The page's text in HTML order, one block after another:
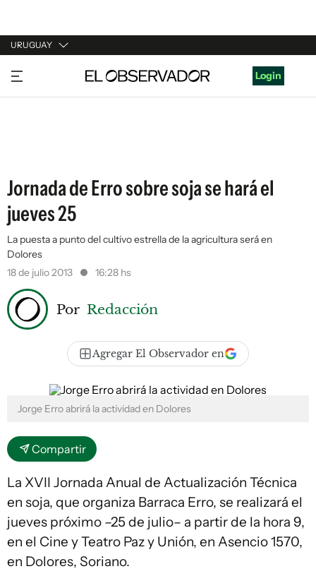
URUGUAY
URUGUAY
ARGENTINA
Login
Jornada de Erro sobre soja se hará el
jueves 25
La puesta a punto del cultivo estrella de la agricultura será en
Dolores
18 de julio 2013
16:28 hs
Por Redacción
Agregar El Observador en
Jorge Erro abrirá la actividad en Dolores
Compartir
La XVII Jornada Anual de Actualización Técnica
en soja, que organiza Barraca Erro, se realizará el
jueves próximo –25 de julio– a partir de la hora 9,
en el Cine y Teatro Paz y Unión, en Asencio 1570,
en Dolores, Soriano.